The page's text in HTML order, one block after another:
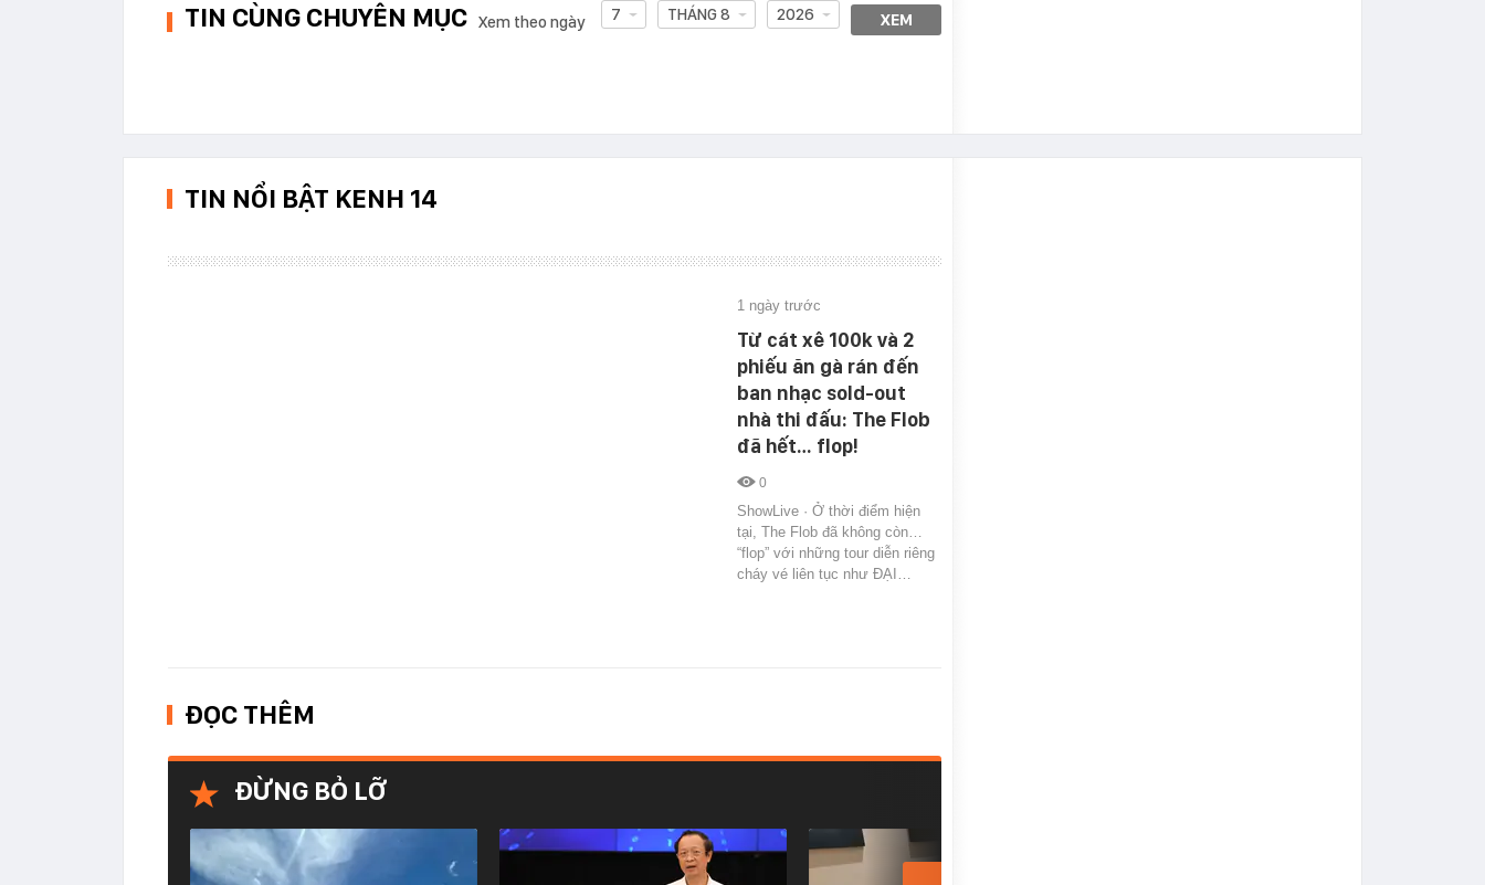
TIN CÙNG CHUYÊN MỤC Xem theo ngày 7 THÁNG 8 2026 XEM
TIN NỔI BẬT KENH 14
1 ngày trước
Từ cát xê 100k và 2
phiếu ăn gà rán đến
ban nhạc sold-out
nhà thi đấu: The Flob
đã hết… flop!
0
ShowLive · Ở thời điểm hiện
tại, The Flob đã không còn…
“flop” với những tour diễn riêng
cháy vé liên tục như ĐẠI…
ĐỌC THÊM
ĐỪNG BỎ LỠ